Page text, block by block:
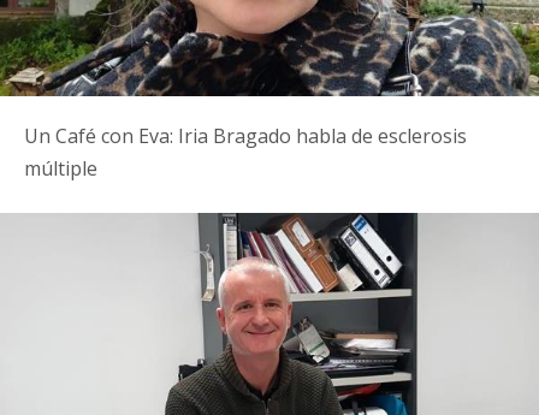
Un Café con Eva: Iria Bragado habla de esclerosis
múltiple